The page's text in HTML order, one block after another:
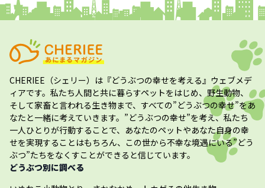
CHERIEE（シェリー） は『どうぶつの幸せを考える』ウェブメデ
ィアです。私たち人間と共に暮らすペットをはじめ、野生動物、
そして家畜と言われる生き物まで、すべての”どうぶつの幸せ”をあ
なたと一緒に考えていきます。”どうぶつの幸せ”を考え、私たち
一人ひとりが行動することで、あなたのペットやあなた自身の幸
せを実現することはもちろん、この世から不幸な境遇にいる”どう
ぶつ”たちをなくすことができると信じています。
どうぶつ別に調べる